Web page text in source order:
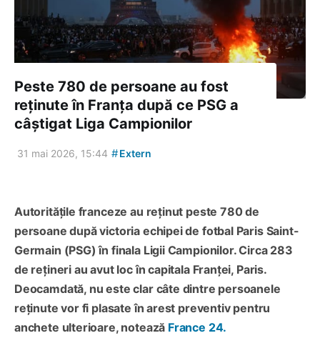
Peste 780 de persoane au fost
reținute în Franța după ce PSG a
câștigat Liga Campionilor
31 mai 2026, 15:44 #Extern
Autoritățile franceze au reținut peste 780 de
persoane după victoria echipei de fotbal Paris Saint-
Germain (PSG) în finala Ligii Campionilor. Circa 283
de rețineri au avut loc în capitala Franței, Paris.
Deocamdată, nu este clar câte dintre persoanele
reținute vor fi plasate în arest preventiv pentru
anchete ulterioare, notează France 24.